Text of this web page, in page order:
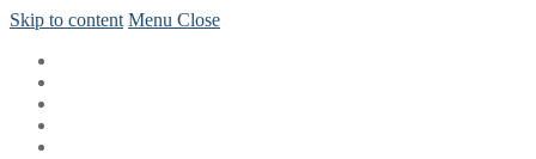
Skip to content Menu Close